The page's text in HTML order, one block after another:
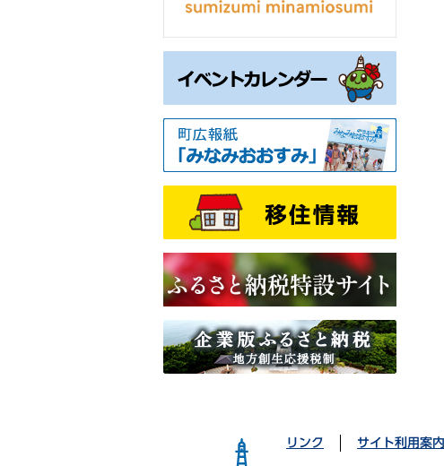
リンク サイト利用案内